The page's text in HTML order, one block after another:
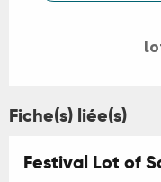
Fiche(s) liée(s)
Festival Lot of